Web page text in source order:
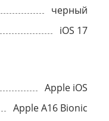
черный
iOS 17
Apple iOS
Apple A16 Bionic